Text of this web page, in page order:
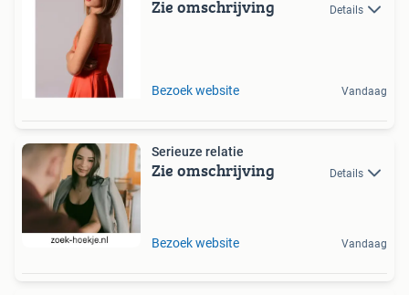
Zie omschrijving Details
Bezoek website Vandaag
Serieuze relatie
Zie omschrijving Details
Bezoek website Vandaag